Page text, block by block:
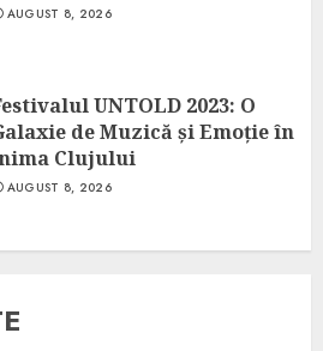
AUGUST 8, 2026
UNTOLD 2023: O
de Muzică și Emoție în
Clujului
AUGUST 8, 2026